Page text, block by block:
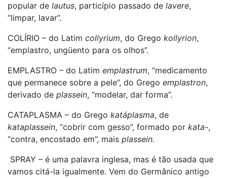
popular de lautus, particípio passado de lavere,
“limpar, lavar”.
COLÍRIO – do Latim collyrium, do Grego kollyrion,
“emplastro, ungüento para os olhos”.
EMPLASTRO – do Latim emplastrum, “medicamento
que permanece sobre a pele”, do Grego emplastron,
derivado de plassein, “modelar, dar forma”.
CATAPLASMA – do Grego katáplasma, de
kataplassein, “cobrir com gesso”, formado por kata-,
“contra, encostado em”, mais plassein.
SPRAY – é uma palavra inglesa, mas é tão usada que
vamos citá-la igualmente. Vem do Germânico antigo